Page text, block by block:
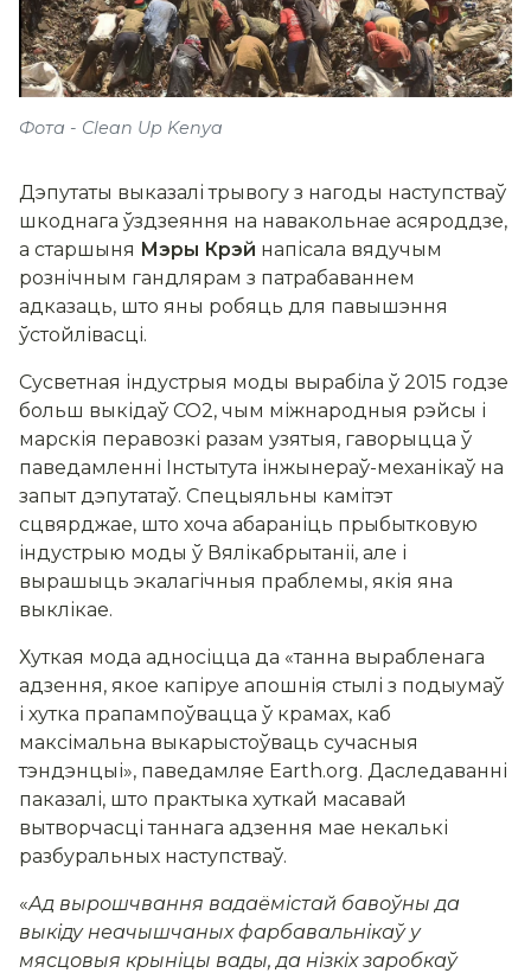
Фота - Clean Up Kenya
Дэпутаты выказалі трывогу з нагоды наступстваў
шкоднага ўздзеяння на навакольнае асяроддзе,
а старшыня Мэры Крэй напісала вядучым
рознічным гандлярам з патрабаваннем
адказаць, што яны робяць для павышэння
ўстойлівасці.
Сусветная індустрыя моды вырабіла ў 2015 годзе
больш выкідаў CO2, чым міжнародныя рэйсы і
марскія перавозкі разам узятыя, гаворыцца ў
паведамленні Інстытута інжынераў-механікаў на
запыт дэпутатаў. Спецыяльны камітэт
сцвярджае, што хоча абараніць прыбытковую
індустрыю моды ў Вялікабрытаніі, але і
вырашыць экалагічныя праблемы, якія яна
выклікае.
Хуткая мода адносіцца да «танна вырабленага
адзення, якое капіруе апошнія стылі з подыумаў
і хутка прапампоўвацца ў крамах, каб
максімальна выкарыстоўваць сучасныя
тэндэнцыі», паведамляе Earth.org. Даследаванні
паказалі, што практыка хуткай масавай
вытворчасці таннага адзення мае некалькі
разбуральных наступстваў.
«Ад вырошчвання вадаёмістай бавоўны да
выкіду неачышчаных фарбавальнікаў у
мясцовыя крыніцы вады, да нізкіх заробкаў